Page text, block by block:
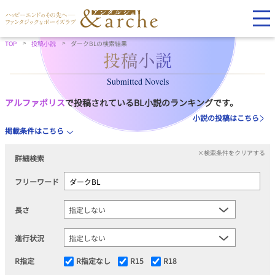
TOP 投稿小説 ダークBLの検索結果
Submitted Novels
アルファポリスで投稿されているBL小説のランキングです。
小説の投稿はこちら
掲載条件はこちら
詳細検索
×検索条件をクリアする
フリーワード
長さ
進行状況
R指定 R指定なし R15 R18